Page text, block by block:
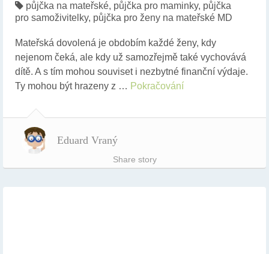
půjčka na mateřské, půjčka pro maminky, půjčka
pro samoživitelky, půjčka pro ženy na mateřské MD
Mateřská dovolená je obdobím každé ženy, kdy
nejenom čeká, ale kdy už samozřejmě také vychovává
dítě. A s tím mohou souviset i nezbytné finanční výdaje.
Ty mohou být hrazeny z … Pokračování
Eduard Vraný
Share story